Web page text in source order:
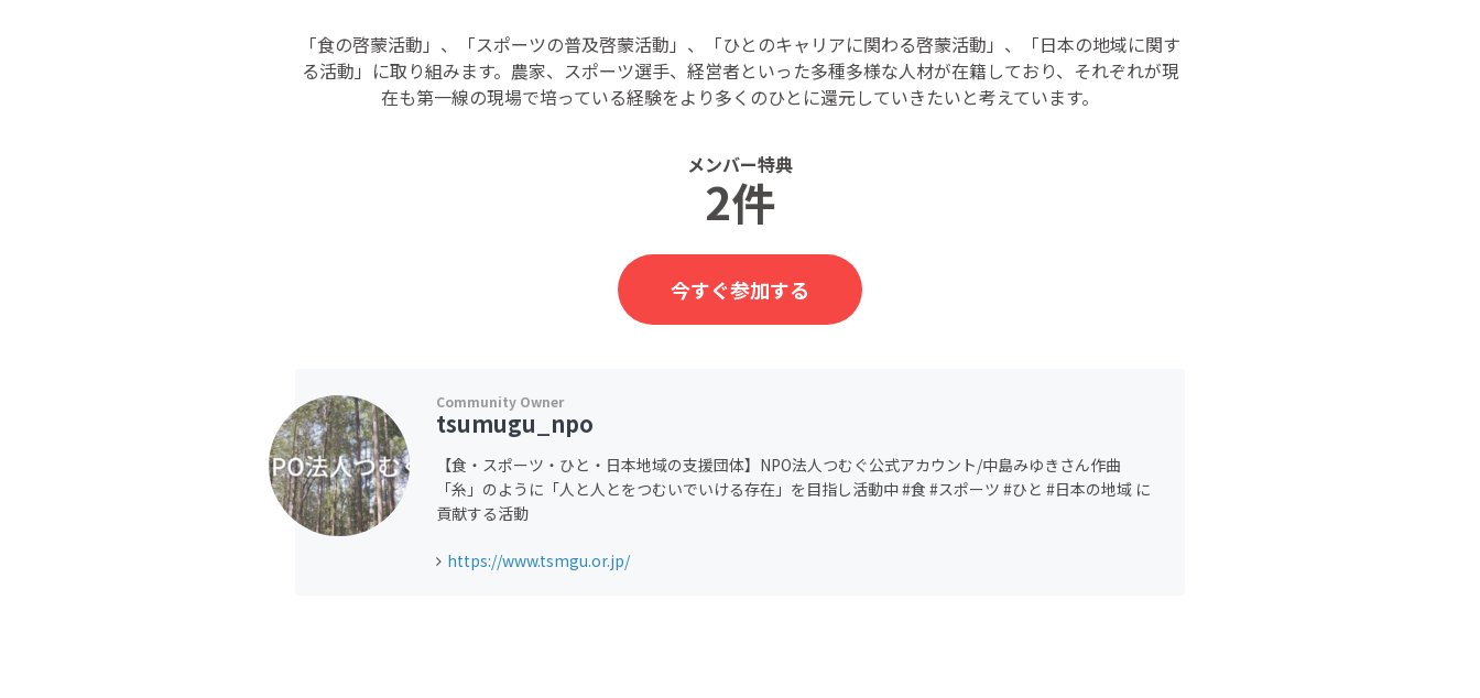
「食の啓蒙活動」、「スポーツの普及啓蒙活動」、「ひとのキャリアに関わる啓蒙活動」、「日本の地域に関す
る活動」に取り組みます。農家、スポーツ選手、経営者といった多種多様な人材が在籍しており、それぞれが現
在も第一線の現場で培っている経験をより多くのひとに還元していきたいと考えています。
メンバー特典
2件
今すぐ参加する
tsumugu_npo
【食・スポーツ・ひと・日本地域の支援団体】NPO法人つむぐ公式アカウント/中島みゆきさん作曲
「糸」のように「人と人とをつむいでいける存在」を目指し活動中 #食 #スポーツ #ひと #日本の地域 に
貢献する活動
https://www.tsmgu.or.jp/